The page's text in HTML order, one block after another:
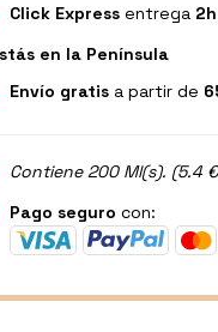
Click Express entrega 2h
en la Península
Envío gratis a partir de
Contiene 200 Ml(s). (5.4
Pago seguro con: